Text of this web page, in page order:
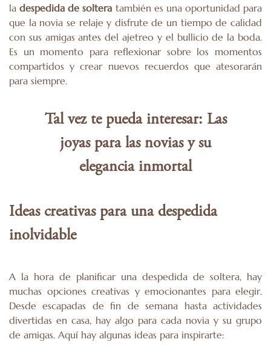
ladespedida de soltera también es una oportunidad para
que la novia se relaje y disfrute de un tiempo de calidad
con sus amigas antes del ajetreo y el bullicio de la boda.
Es un momento para reflexionar sobre los momentos
compartidos y crear nuevos recuerdos que atesorarán
para siempre.
Tal vez te pueda interesar: Las
joyas para las novias y su
elegancia inmortal
Ideas creativas para una despedida
inolvidable
A la hora de planificar una despedida de soltera, hay
muchas opciones creativas y emocionantes para elegir.
Desde escapadas de fin de semana hasta actividades
divertidas en casa, hay algo para cada novia y su grupo
de amigas. Aquí hay algunas ideas para inspirarte: